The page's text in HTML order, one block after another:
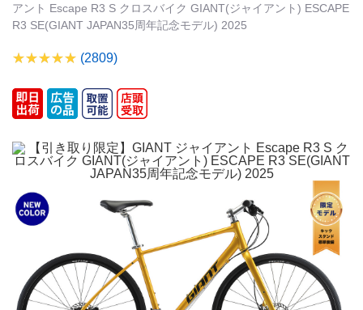
アント Escape R3 S クロスバイク GIANT(ジャイアント) ESCAPE
R3 SE(GIANT JAPAN35周年記念モデル) 2025
(2809)